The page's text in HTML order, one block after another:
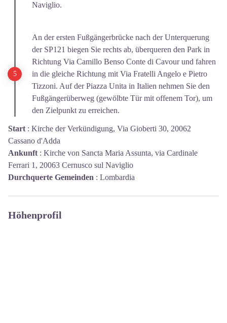
Naviglio.
An der ersten Fußgängerbrücke nach der Unterquerung
der SP121 biegen Sie rechts ab, überqueren den Park in
Richtung Via Camillo Benso Conte di Cavour und fahren
in die gleiche Richtung mit Via Fratelli Angelo e Pietro
Tizzoni. Auf der Piazza Unita in Italien nehmen Sie den
Fußgängerüberweg (gewölbte Tür mit offenem Tor), um
den Zielpunkt zu erreichen.
Start : Kirche der Verkündigung, Via Gioberti 30, 20062
Cassano d'Adda
Ankunft : Kirche von Sancta Maria Assunta, via Cardinale
Ferrari 1, 20063 Cernusco sul Naviglio
Durchquerte Gemeinden : Lombardia
Höhenprofil